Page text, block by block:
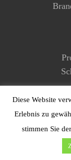
Diese Website
Erlebnis zu
stimmen Sie